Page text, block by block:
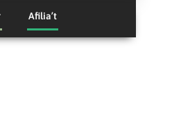
Afilia’t